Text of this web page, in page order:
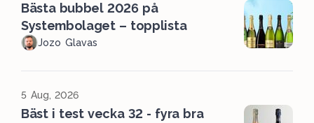
Bästa bubbel 2026 på
Systembolaget – topplista
Jozo Glavas
5 Aug, 2026
Bäst i test vecka 32 - fyra bra